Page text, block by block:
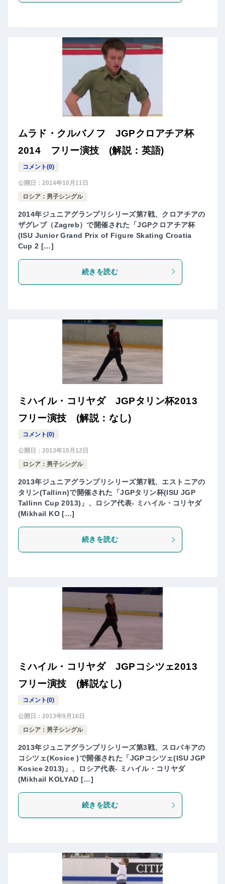
ムラド・クルバノフ JGPクロアチア杯
2014 フリー演技 (解説：英語)
コメント(0)
公開日： 2014年10月11日
ロシア：男子シングル
2014年ジュニアグランプリシリーズ第7戦、クロアチアの
ザグレブ（Zagreb）で開催された「JGPクロアチア杯
(ISU Junior Grand Prix of Figure Skating Croatia
Cup 2 […]
続きを読む
ミハイル・コリヤダ JGPタリン杯2013
フリー演技 (解説：なし)
コメント(0)
公開日： 2013年10月12日
ロシア：男子シングル
2013年ジュニアグランプリシリーズ第7戦、エストニアの
タリン(Tallinn)で開催された「JGPタリン杯(ISU JGP
Tallinn Cup 2013)」、ロシア代表- ミハイル・コリヤダ
(Mikhail KO […]
続きを読む
ミハイル・コリヤダ JGPコシツェ2013
フリー演技 (解説なし)
コメント(0)
公開日： 2013年9月16日
ロシア：男子シングル
2013年ジュニアグランプリシリーズ第3戦、スロバキアの
コシツェ(Kosice )で開催された「JGPコシツェ(ISU JGP
Kosice 2013)」、ロシア代表- ミハイル・コリヤダ
(Mikhail KOLYAD […]
続きを読む